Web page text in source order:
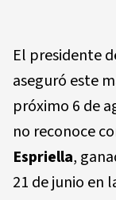
El presidente
aseguró este
próximo 6 de
no reconoce
Espriella,
21 de junio en